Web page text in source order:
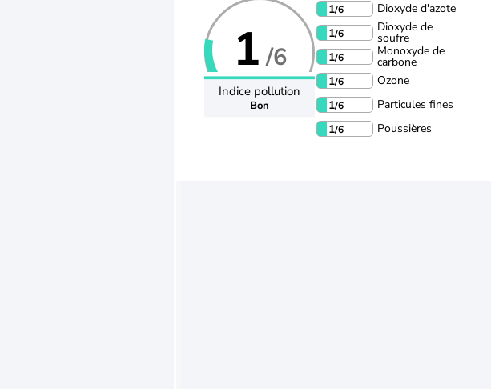
1 /6
Indice pollution
Bon
1/6
Dioxyde d'azote
1/6 Dioxyde de
soufre
1/6 Monoxyde de
carbone
1/6
Ozone
1/6
Particules fines
1/6 Poussières